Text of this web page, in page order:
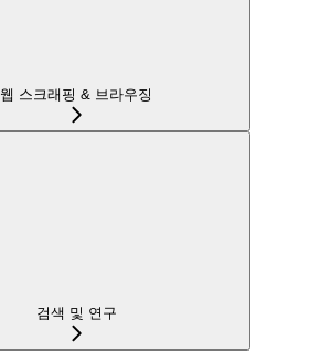
웹 스크래핑 & 브라우징
검색 및 연구